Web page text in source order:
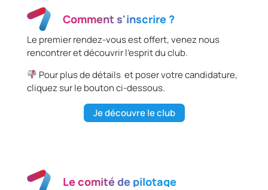
Comment s'inscrire ?
Le premier rendez-vous est offert, venez nous
rencontrer et découvrir l’esprit du club.
Pour plus de détails et poser votre candidature,
cliquez sur le bouton ci-dessous.
Je découvre le club
Le comité de pilotage